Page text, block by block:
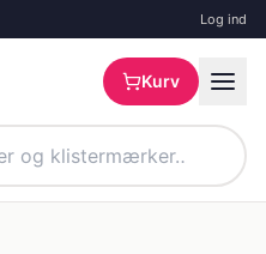
Log ind
Kurv